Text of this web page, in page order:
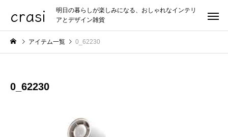
crasi
明日の暮らしが楽しみになる、おしゃれなインテリ
アとデザイン雑貨
アイテム一覧 0_62230
0_62230